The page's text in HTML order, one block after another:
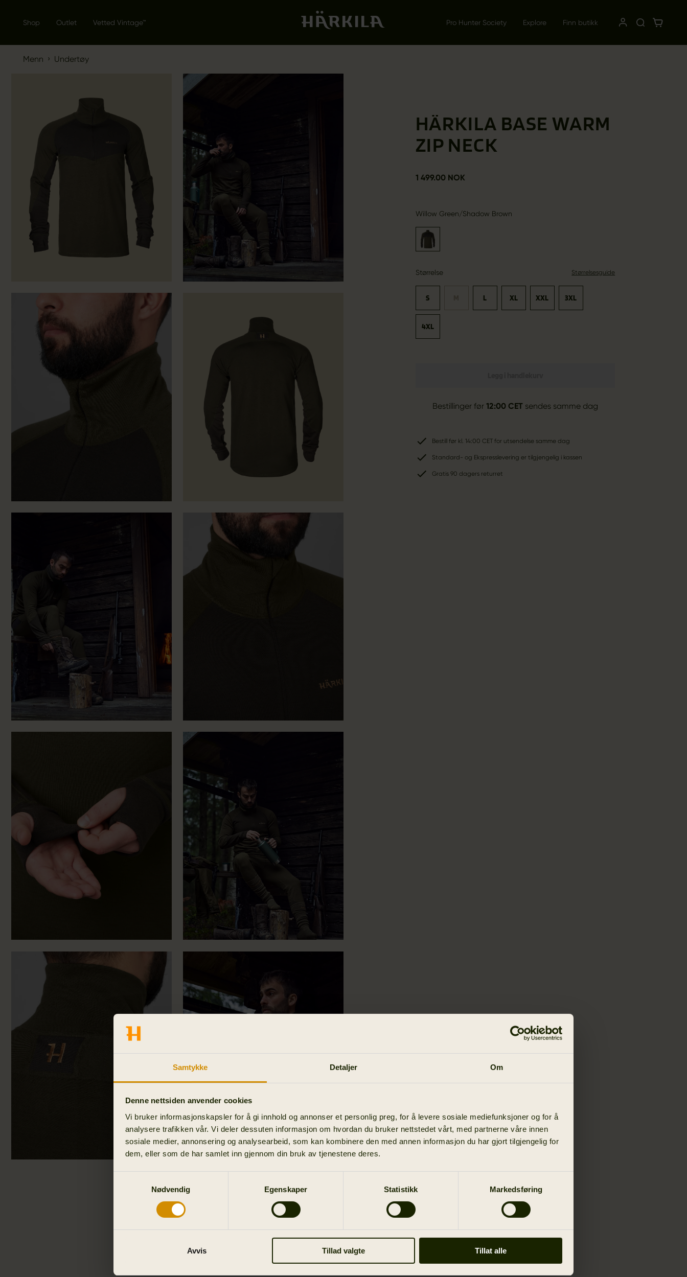
Samtykke Detaljer Om
Denne nettsiden anvender cookies
Vi bruker informasjonskapsler for å gi innhold og annonser et personlig preg, for å levere sosiale mediefunksjoner og for å
analysere trafikken vår. Vi deler dessuten informasjon om hvordan du bruker nettstedet vårt, med partnerne våre innen
sosiale medier, annonsering og analysearbeid, som kan kombinere den med annen informasjon du har gjort tilgjengelig for
dem, eller som de har samlet inn gjennom din bruk av tjenestene deres.
Nødvendig
Egenskaper Statistikk Markedsføring
Avvis Tillad valgte Tillat alle
Shop Outlet Vetted Vintage™ Pro Hunter Society Explore Finn butikk
Menn › Undertøy
HÄRKILA BASE WARM
ZIP NECK
1 499.00 NOK
Willow Green/Shadow Brown
Størrelse Størrelsesguide
S L XL XXL 3XL
4XL
Bestillinger før 12:00 CET sendes samme dag
Bestill før kl. 14:00 CET for utsendelse samme dag
Standard- og Ekspresslevering er tilgjengelig i kassen
Gratis 90 dagers returret